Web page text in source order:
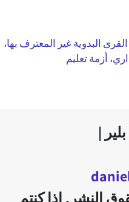
القرى البدوية غير المعترف بها،
أزمة تعليم
|
النشر. إذا كنتم